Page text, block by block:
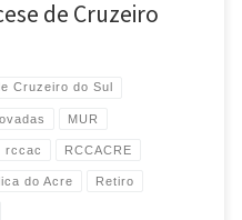
de Cruzeiro
Cruzeiro do Sul
MUR
rccac RCCACRE
do Acre Retiro